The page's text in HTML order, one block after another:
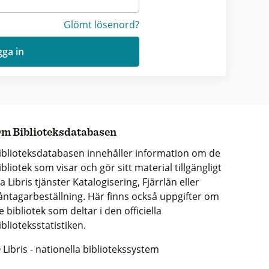
Glömt lösenord?
in
Biblioteksdatabasen
innehåller information om de
som visar och gör sitt material tillgängligt
Libris tjänster Katalogisering, Fjärrlån eller
Här finns också uppgifter om
bibliotek som deltar i den officiella
- nationella bibliotekssystem